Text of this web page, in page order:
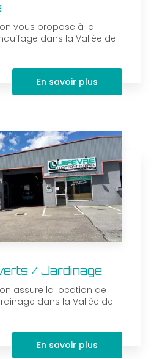
vous propose à la
dans la Vallée de
En savoir plus
/ Jardinage
assure la location de
dans la Vallée de
En savoir plus